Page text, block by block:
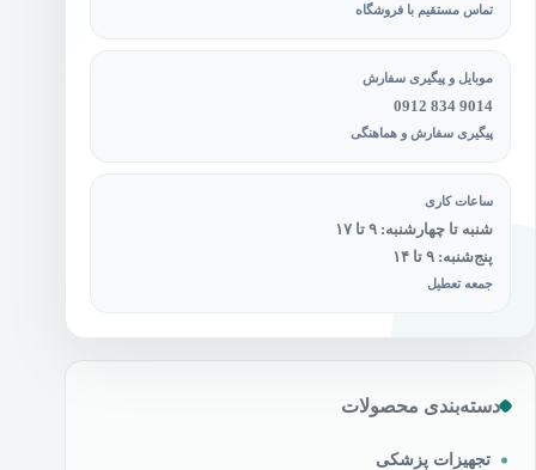
تماس مستقیم با فروشگاه
موبایل و پیگیری سفارش
0912 834 9014
پیگیری سفارش و هماهنگی
ساعات کاری
شنبه تا چهارشنبه: ۹ تا ۱۷
پنج‌شنبه: ۹ تا ۱۴
جمعه تعطیل
دسته‌بندی محصولات
تجهیزات پزشکی